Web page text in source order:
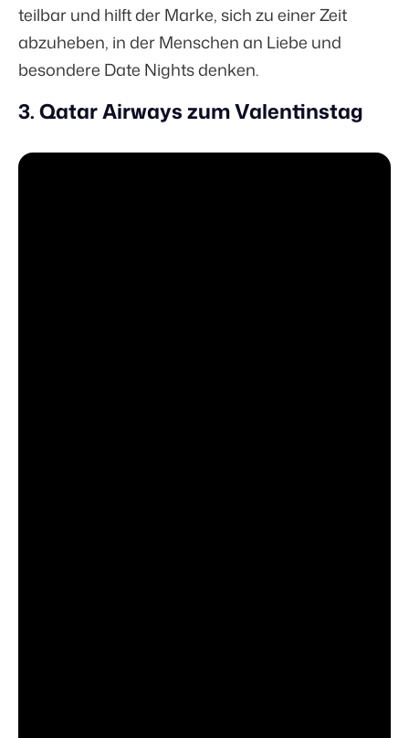
teilbar und hilft der Marke, sich zu einer Zeit
abzuheben, in der Menschen an Liebe und
besondere Date Nights denken.
3. Qatar Airways zum Valentinstag